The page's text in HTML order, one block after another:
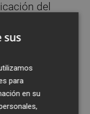
del
en todo
del
ya conocían
en todo
un
y sin
sus
para
en su